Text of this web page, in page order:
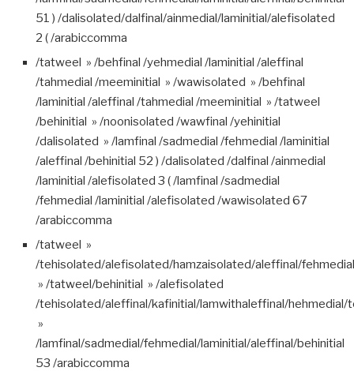
51 ) /dalisolated/dalfinal/ainmedial/laminitial/alefisolated
2 ( /arabiccomma
/tatweel » /behfinal /yehmedial /laminitial /aleffinal
/tahmedial /meeminitial » /wawisolated » /behfinal
/laminitial /aleffinal /tahmedial /meeminitial » /tatweel
/behinitial » /noonisolated /wawfinal /yehinitial
/dalisolated » /lamfinal /sadmedial /fehmedial /laminitial
/aleffinal /behinitial 52 ) /dalisolated /dalfinal /ainmedial
/laminitial /alefisolated 3 ( /lamfinal /sadmedial
/fehmedial /laminitial /alefisolated /wawisolated 67
/arabiccomma
/tatweel »
/tehisolated/alefisolated/hamzaisolated/aleffinal/
» /tatweel/behinitial » /alefisolated
/tehisolated/aleffinal/kafinitial/lamwithaleffinal/
»
/lamfinal/sadmedial/fehmedial/laminitial/aleffinal/behinitial
53 /arabiccomma